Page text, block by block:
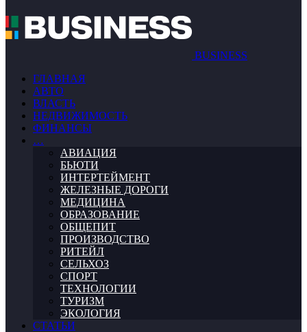
BUSINESS
ГЛАВНАЯ
АВТО
ВЛАСТЬ
НЕДВИЖИМОСТЬ
ФИНАНСЫ
…
АВИАЦИЯ
БЬЮТИ
ИНТЕРТЕЙМЕНТ
ЖЕЛЕЗНЫЕ ДОРОГИ
МЕДИЦИНА
ОБРАЗОВАНИЕ
ОБЩЕПИТ
ПРОИЗВОДСТВО
РИТЕЙЛ
СЕЛЬХОЗ
СПОРТ
ТЕХНОЛОГИИ
ТУРИЗМ
ЭКОЛОГИЯ
СТАТЬИ